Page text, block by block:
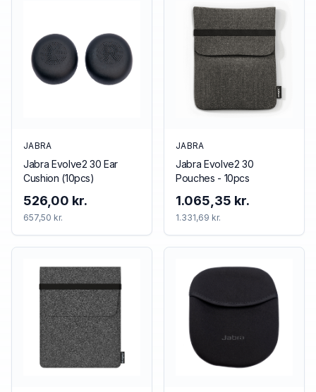
JABRA
Jabra Evolve2 30 Ear
Cushion (10pcs)
526,00 kr.
657,50 kr.
JABRA
Jabra Evolve2 30
Pouches - 10pcs
1.065,35 kr.
1.331,69 kr.